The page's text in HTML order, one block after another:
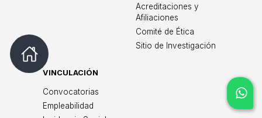
Acreditaciones y
Afiliaciones
Comité de Ética
Sitio de Investigación
VINCULACIÓN
Convocatorias
Empleabilidad